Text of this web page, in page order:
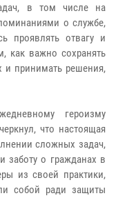
в том числе на
о службе,
проявлять отвагу и
как важно сохранять
и принимать решения,
героизму
что настоящая
сложных задач,
заботу о гражданах в
из своей практики,
собой ради защиты